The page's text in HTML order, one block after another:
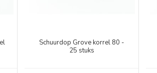
Schuurdop Grove korrel 80 -
25 stuks